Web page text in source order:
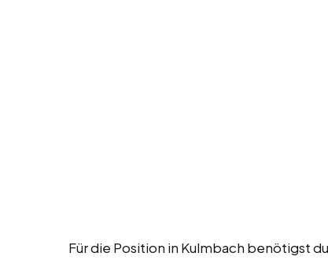
Für die Position in Kulmbach benötigst